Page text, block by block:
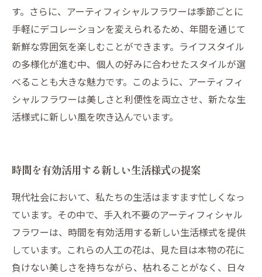
す。さらに、アーティフィシャルフラワーは季節ごとに
手軽にデコレーションを変えられるため、年間を通じて
新鮮な雰囲気を楽しむことができます。ライフスタイル
の多様化が進む中、個人の好みに合わせたスタイルが選
べることも大きな魅力です。このように、アーティフィ
シャルフラワーは美しさと利便性を両立させ、新たな生
活様式に新しい風を吹き込んでいます。
時間を有効活用する新しい生活様式の提案
現代社会において、私たちの生活はますます忙しくなっ
ています。その中で、手入れ不要のアーティフィシャル
フラワーは、時間を有効活用する新しい生活様式を提供
しています。これらの人工の花は、見た目は本物の花に
負けない美しさを持ちながら、枯れることがなく、日々